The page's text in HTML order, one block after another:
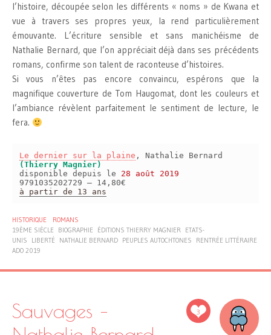
l’histoire, découpée selon les différents « noms » de Kwana et
vue à travers ses propres yeux, la rend particulièrement
émouvante. L’écriture sensible et sans manichéisme de
Nathalie Bernard, que l’on appréciait déjà dans ses précédents
romans, confirme son talent de raconteuse d’histoires.
Si vous n’êtes pas encore convaincu, espérons que la
magnifique couverture de Tom Haugomat, dont les couleurs et
l’ambiance révèlent parfaitement le sentiment de lecture, le
fera.
Le dernier sur la plaine , Nathalie Bernard
(Thierry Magnier)
disponible depuis le 28 août 2019
9791035202729 – 14,80€
à partir de 13 ans
HISTORIQUE
ROMANS
19ÈME SIÈCLE
BIOGRAPHIE ÉDITIONS THIERRY MAGNIER
ETATS-
UNIS
LIBERTÉ NATHALIE BERNARD PEUPLES AUTOCHTONES
RENTRÉE LITTÉRAIRE
ADO 2019
3
Sauvages –